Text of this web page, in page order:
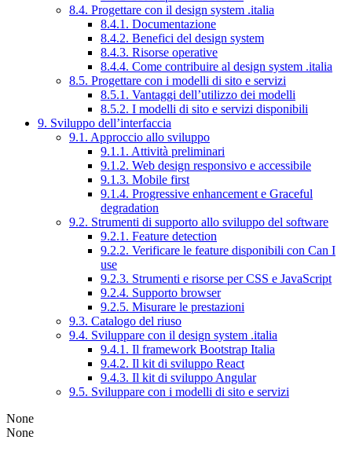
8.4. Progettare con il design system .italia
8.4.1. Documentazione
8.4.2. Benefici del design system
8.4.3. Risorse operative
8.4.4. Come contribuire al design system .italia
8.5. Progettare con i modelli di sito e servizi
8.5.1. Vantaggi dell’utilizzo dei modelli
8.5.2. I modelli di sito e servizi disponibili
9. Sviluppo dell’interfaccia
9.1. Approccio allo sviluppo
9.1.1. Attività preliminari
9.1.2. Web design responsivo e accessibile
9.1.3. Mobile first
9.1.4. Progressive enhancement e Graceful
degradation
9.2. Strumenti di supporto allo sviluppo del software
9.2.1. Feature detection
9.2.2. Verificare le feature disponibili con Can I
use
9.2.3. Strumenti e risorse per CSS e JavaScript
9.2.4. Supporto browser
9.2.5. Misurare le prestazioni
9.3. Catalogo del riuso
9.4. Sviluppare con il design system .italia
9.4.1. Il framework Bootstrap Italia
9.4.2. Il kit di sviluppo React
9.4.3. Il kit di sviluppo Angular
9.5. Sviluppare con i modelli di sito e servizi
None
None